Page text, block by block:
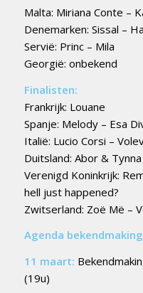
Malta: Miriana Conte –
Denemarken: Sissal –
Servië: Princ – Mila
Georgië: onbekend
Finalisten:
Frankrijk: Louane
Spanje: Melody – Esa
Italië: Lucio Corsi –
Duitsland: Abor &
Verenigd Koninkrijk:
hell just happened?
Zwitserland: Zoë Më –
Agenda
11 maart:
(19u)